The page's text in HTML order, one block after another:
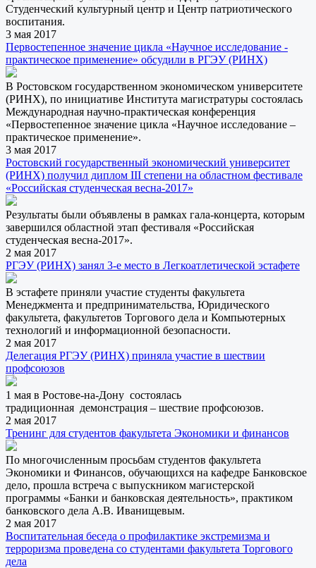
Студенческий культурный центр и Центр патриотического
воспитания.
3 мая 2017
Первостепенное значение цикла «Научное исследование -
практическое применение» обсудили в РГЭУ (РИНХ)
В Ростовском государственном экономическом университете
(РИНХ), по инициативе Института магистратуры состоялась
Международная научно-практическая конференция
«Первостепенное значение цикла «Научное исследование –
практическое применение».
3 мая 2017
Ростовский государственный экономический университет
(РИНХ) получил диплом III степени на областном фестивале
«Российская студенческая весна-2017»
Результаты были объявлены в рамках гала-концерта, которым
завершился областной этап фестиваля «Российская
студенческая весна-2017».
2 мая 2017
РГЭУ (РИНХ) занял 3-е место в Легкоатлетической эстафете
В эстафете приняли участие студенты факультета
Менеджмента и предпринимательства, Юридического
факультета, факультетов Торгового дела и Компьютерных
технологий и информационной безопасности.
2 мая 2017
Делегация РГЭУ (РИНХ) приняла участие в шествии
профсоюзов
1 мая в Ростове-на-Дону состоялась
традиционная демонстрация – шествие профсоюзов.
2 мая 2017
Тренинг для студентов факультета Экономики и финансов
По многочисленным просьбам студентов факультета
Экономики и Финансов, обучающихся на кафедре Банковское
дело, прошла встреча с выпускником магистерской
программы «Банки и банковская деятельность», практиком
банковского дела А.В. Иванищевым.
2 мая 2017
Воспитательная беседа о профилактике экстремизма и
терроризма проведена со студентами факультета Торгового
дела